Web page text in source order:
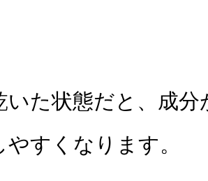
いた状態だと、成
すくなります。